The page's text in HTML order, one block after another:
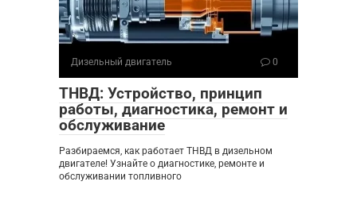
Дизельный двигатель 0
ТНВД: Устройство, принцип
работы, диагностика, ремонт и
обслуживание
Разбираемся, как работает ТНВД в дизельном
двигателе! Узнайте о диагностике, ремонте и
обслуживании топливного